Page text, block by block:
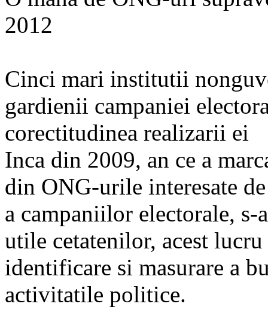
2012
Cinci mari institutii
gardienii campaniei
corectitudinea realizarii ei
Inca din 2009, an ce a
din ONG-urile interesate
a campaniilor electorale,
utile cetatenilor, acest
identificare si masurare a
activitatile politice.